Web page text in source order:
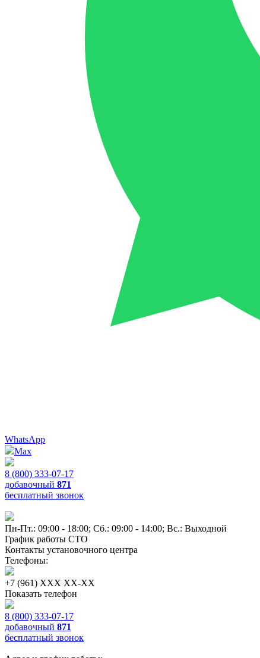
WhatsApp
Max
8 (800) 333-07-17
добавочный 871
бесплатный звонок
Пн-Пт.: 09:00 - 18:00; Сб.: 09:00 - 14:00; Вс.: Выходной
График работы СТО
Контакты установочного центра
Телефоны:
+7 (961) XXX XX-XX
Показать телефон
8 (800) 333-07-17
добавочный 871
бесплатный звонок